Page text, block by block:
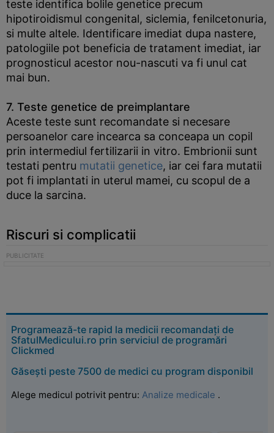
teste identifica bolile genetice precum
hipotiroidismul congenital, siclemia, fenilcetonuria,
si multe altele. Identificare imediat dupa nastere,
patologiile pot beneficia de tratament imediat, iar
prognosticul acestor nou-nascuti va fi unul cat
mai bun.
7. Teste genetice de preimplantare
Aceste teste sunt recomandate si necesare
persoanelor care incearca sa conceapa un copil
prin intermediul fertilizarii in vitro. Embrionii sunt
testati pentru mutatii genetice, iar cei fara mutatii
pot fi implantati in uterul mamei, cu scopul de a
duce la sarcina.
Riscuri si complicatii
Programează-te rapid la medicii recomandați de
SfatulMedicului.ro prin serviciul de programări
Clickmed
Găsești peste 7500 de medici cu program disponibil
Alege medicul potrivit pentru: Analize medicale .